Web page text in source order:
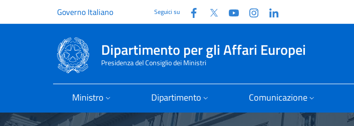
Governo Italiano Seguici su Facebook
Twitter YouTubeInstagram
Dipartimento per gli Affari Europei
Presidenza del Consiglio dei Ministri
Ministro Dipartimento Comunicazione